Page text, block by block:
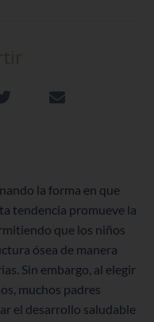
la forma en que
tendencia promueve la
que los niños
ósea de manera
Sin embargo, al elegir
muchos padres
el desarrollo saludable